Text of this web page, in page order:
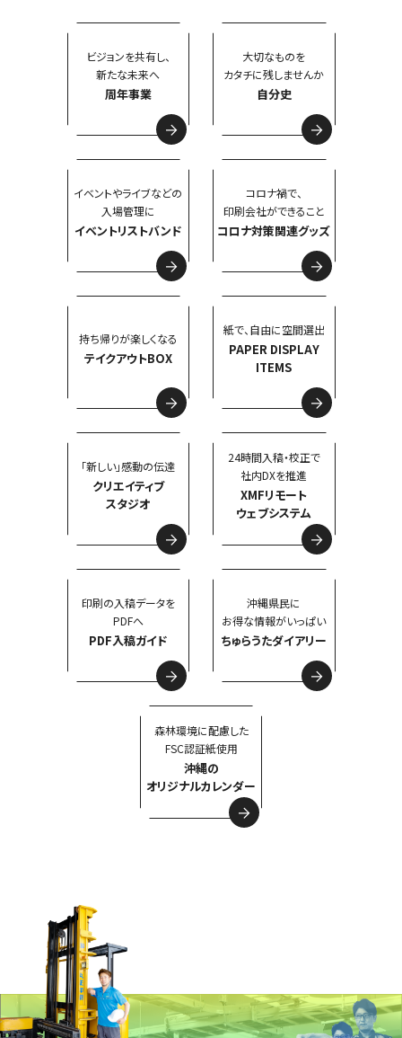
ビジョンを共有し、
新たな未来へ
周年事業
大切なものを
カタチに残しませんか
自分史
イベントやライブなどの
入場管理に
イベントリストバンド
コロナ禍で、
印刷会社ができること
コロナ対策関連グッズ
持ち帰りが楽しくなる
テイクアウトBOX
紙で、自由に空間選出
PAPER DISPLAY
ITEMS
「新しい」感動の伝達
クリエイティブ
スタジオ
24時間入稿・校正で
社内DXを推進
XMFリモート
ウェブシステム
印刷の入稿データを
PDFへ
PDF入稿ガイド
沖縄県民に
お得な情報がいっぱい
ちゅらうたダイアリー
森林環境に配慮した
FSC認証紙使用
沖縄の
オリジナルカレンダー